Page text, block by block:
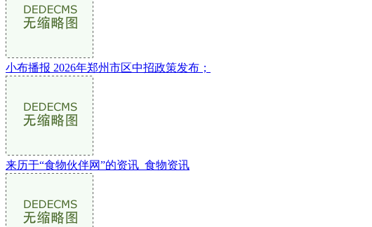
小布播报 2026年郑州市区中招政策发布；
来历于“食物伙伴网”的资讯_食物资讯